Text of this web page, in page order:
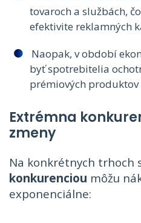
tovaroch a službách,
efektivite reklamných
Naopak, v období
byť spotrebitelia
prémiových produktov
Extrémna
zmeny
Na konkrétnych trhoch
konkurenciou môžu
exponenciálne: